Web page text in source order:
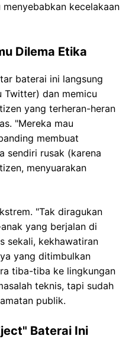
kecelakaan
Dilema Etika
baterai ini langsung
Twitter) dan memicu
yang terheran-heran
"Mereka mau
membuat
sendiri rusak (karena
menyuarakan
"Tak diragukan
yang berjalan di
sekali, kekhawatiran
yang ditimbulkan
tiba-tiba ke lingkungan
teknis, tapi sudah
publik.
Baterai Ini